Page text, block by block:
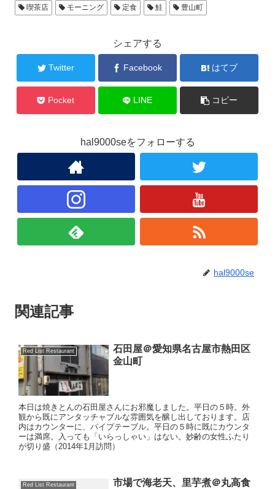
喫茶店 モーニング 定食 鮭 豊山町
シェアする
Twitter Facebook はてブ
Pocket LINE コピー
hal9000seをフォローする
hal9000se
関連記事
Red List Restaurant
石田屋＠愛知県名古屋市熱田区
金山町
本日は焼きとんの石田屋さんにお邪魔しました。平日の５時。外
観から既にアンタッチャブルな雰囲気を醸し出しております。店
内はカウンターに、パイプテーブル。平日の５時に既にカウンタ
ーは満席。入っても「いらっしゃい」はない。妙齢の女性ふたり
が切り盛（2014年1月訪問）
Red List Restaurant
市場で海老天、里芋煮＠丸高食